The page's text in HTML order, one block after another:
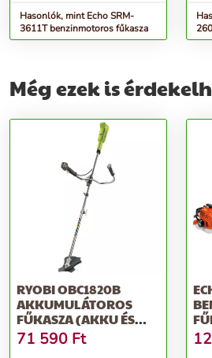
Hasonlók, mint Echo SRM-
3611T benzinmotoros fűkasza
Még ezek is
RYOBI OBC1820B
AKKUMULÁTOROS
FŰKASZA (AKKU ÉS
TÖLTŐ NÉLKÜL)
71 590 Ft